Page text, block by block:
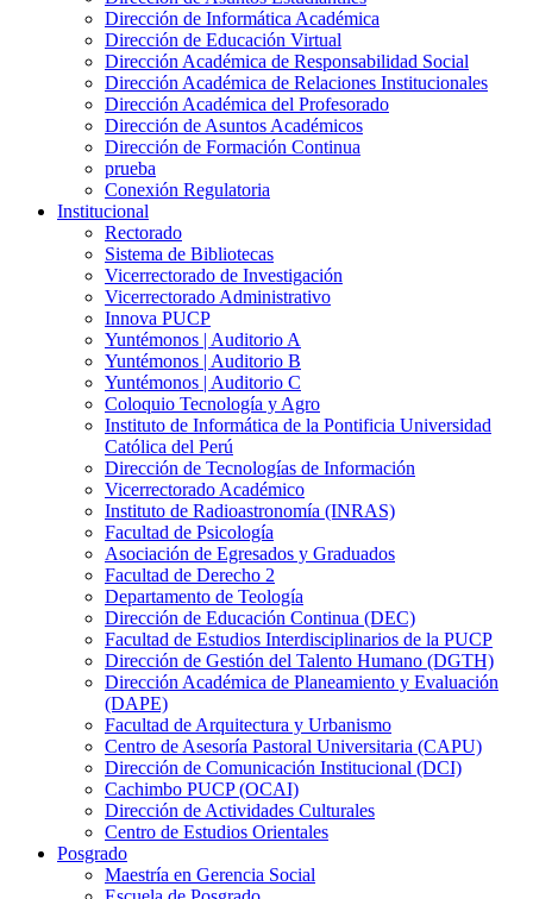
Dirección de Informática Académica
Dirección de Educación Virtual
Dirección Académica de Responsabilidad Social
Dirección Académica de Relaciones Institucionales
Dirección Académica del Profesorado
Dirección de Asuntos Académicos
Dirección de Formación Continua
prueba
Conexión Regulatoria
Institucional
Rectorado
Sistema de Bibliotecas
Vicerrectorado de Investigación
Vicerrectorado Administrativo
Innova PUCP
Yuntémonos | Auditorio A
Yuntémonos | Auditorio B
Yuntémonos | Auditorio C
Coloquio Tecnología y Agro
Instituto de Informática de la Pontificia Universidad
Católica del Perú
Dirección de Tecnologías de Información
Vicerrectorado Académico
Instituto de Radioastronomía (INRAS)
Facultad de Psicología
Asociación de Egresados y Graduados
Facultad de Derecho 2
Departamento de Teología
Dirección de Educación Continua (DEC)
Facultad de Estudios Interdisciplinarios de la PUCP
Dirección de Gestión del Talento Humano (DGTH)
Dirección Académica de Planeamiento y Evaluación
(DAPE)
Facultad de Arquitectura y Urbanismo
Centro de Asesoría Pastoral Universitaria (CAPU)
Dirección de Comunicación Institucional (DCI)
Cachimbo PUCP (OCAI)
Dirección de Actividades Culturales
Centro de Estudios Orientales
Posgrado
Maestría en Gerencia Social